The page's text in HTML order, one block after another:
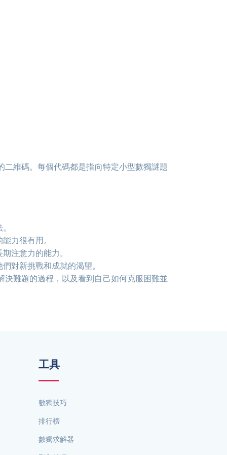
力很有用。
注意力的能力。
對新挑戰和成就的渴望。
難題的過程，以及看到自己如何克服困難並
工具
數獨技巧
排行榜
數獨求解器